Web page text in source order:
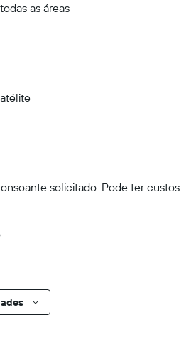
as áreas
solicitado. Pode ter custos